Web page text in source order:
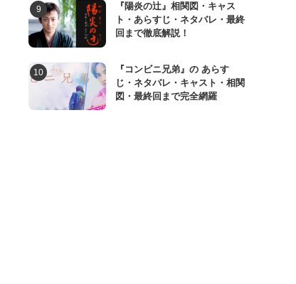
『陽炎の辻』相関図・キャス
ト・あらすじ・ネタバレ・最終
回まで徹底解説！
『コンビニ兄弟』の あらす
じ・ネタバレ・キャスト・相関
図・最終回まで完全網羅